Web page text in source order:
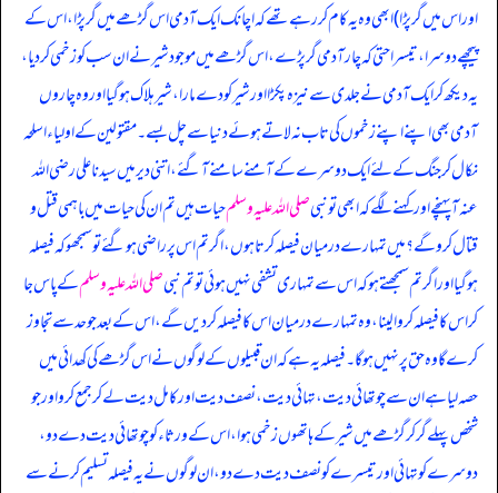
اور اس میں گر پڑا) ابھی وہ یہ کام کر رہے تھے کہ اچانک ایک آدمی اس گڑھے میں گر پڑا، اس کے
پیچھے دوسرا، تیسرا حتی کہ چار آدمی گر پڑے، اس گڑھے میں موجود شیر نے ان سب کو زخمی کر دیا،
یہ دیکھ کر ایک آدمی نے جلدی سے نیزہ پکڑا اور شیر کو دے مارا، شیر ہلاک ہو گیا اور وہ چاروں
آدمی بھی اپنے اپنے زخموں کی تاب نہ لاتے ہوئے دنیا سے چل بسے۔ مقتولین کے اولیاء اسلحہ
نکال کر جنگ کے لئے ایک دوسرے کے آمنے سامنے آ گئے، اتنی دیر میں سیدنا علی رضی اللہ
عنہ آ پہنچے اور کہنے لگے کہ ابھی تو نبیصلی اللہ علیہ وسلمحیات ہیں تم ان کی حیات میں باہمی قتل و
قتال کرو گے؟ میں تمہارے درمیان فیصلہ کرتا ہوں، اگر تم اس پر راضی ہو گئے تو سمجھو کہ فیصلہ
ہو گیا اور اگر تم سمجھتے ہو کہ اس سے تمہاری تشفی نہیں ہوئی تو تم نبیصلی اللہ علیہ وسلمکے پاس جا
کر اس کا فیصلہ کروا لینا، وہ تمہارے درمیان اس کا فیصلہ کر دیں گے، اس کے بعد جو حد سے تجاوز
کرے گا وہ حق پر نہیں ہو گا۔ فیصلہ یہ ہے کہ ان قبیلوں کے لوگوں نے اس گڑھے کی کھدائی میں
حصہ لیا ہے ان سے چوتھائی دیت، تہائی دیت، نصف دیت اور کامل دیت لے کر جمع کرو اور جو
شخص پہلے گر کر گڑھے میں شیر کے ہاتھوں زخمی ہوا، اس کے ورثاء کو چوتھائی دیت دے دو،
دوسرے کو تہائی اور تیسرے کو نصف دیت دے دو، ان لوگوں نے یہ فیصلہ تسلیم کرنے سے